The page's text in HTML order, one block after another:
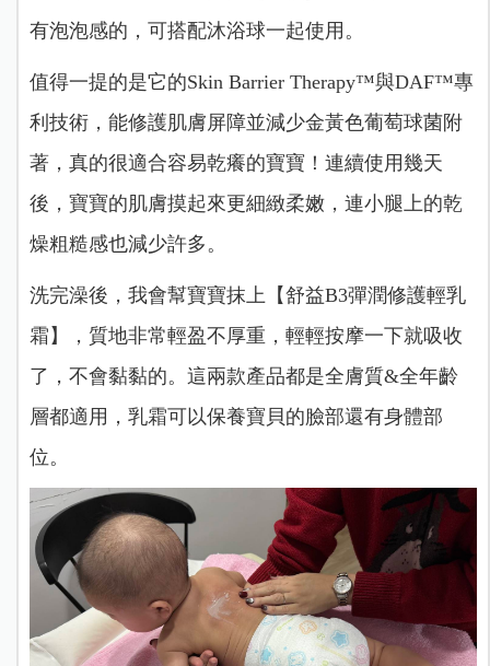
有泡泡感的，可搭配沐浴球一起使用。
值得一提的是它的Skin Barrier Therapy™與DAF™專
利技術，能修護肌膚屏障並減少金黃色葡萄球菌附
著，真的很適合容易乾癢的寶寶！連續使用幾天
後，寶寶的肌膚摸起來更細緻柔嫩，連小腿上的乾
燥粗糙感也減少許多。
洗完澡後，我會幫寶寶抹上【舒益B3彈潤修護輕乳
霜】，質地非常輕盈不厚重，輕輕按摩一下就吸收
了，不會黏黏的。這兩款產品都是全膚質&全年齡
層都適用，乳霜可以保養寶貝的臉部還有身體部
位。